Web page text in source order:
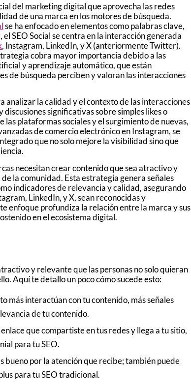
del marketing digital que aprovecha las redes
de una marca en los motores de búsqueda.
se ha enfocado en elementos como palabras clave,
SEO Social se centra en la interacción generada
, Instagram, LinkedIn, y X (anteriormente Twitter).
cobra mayor importancia debido a las
y aprendizaje automático, que están
de búsqueda perciben y valoran las interacciones
analizar la calidad y el contexto de las interacciones
significativas sobre simples likes o
plataformas sociales y el surgimiento de nuevas,
de comercio electrónico en Instagram, se
que no solo mejore la visibilidad sino que
necesitan crear contenido que sea atractivo y
la comunidad. Esta estrategia genera señales
indicadores de relevancia y calidad, asegurando
LinkedIn, y X, sean reconocidas y
enfoque profundiza la relación entre la marca y sus
en el ecosistema digital.
y relevante que las personas no solo quieran
Aquí te detallo un poco cómo sucede esto:
más interactúan con tu contenido, más señales
de tu contenido.
que compartiste en tus redes y llega a tu sitio,
para tu SEO.
bueno por la atención que recibe; también puede
para tu SEO tradicional.